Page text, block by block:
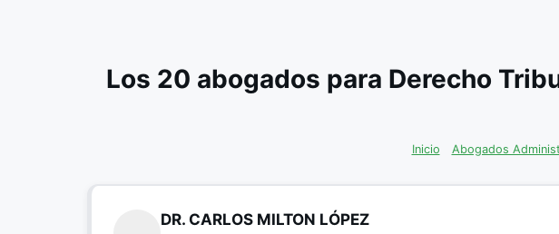
Los 20 abogados para Derecho
Inicio Abogados
DR. CARLOS MILTON LÓPEZ